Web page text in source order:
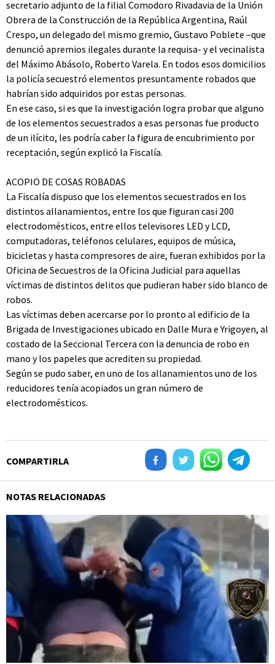
secretario adjunto de la filial Comodoro Rivadavia de la Unión
Obrera de la Construcción de la República Argentina, Raúl
Crespo, un delegado del mismo gremio, Gustavo Poblete –que
denunció apremios ilegales durante la requisa- y el vecinalista
del Máximo Abásolo, Roberto Varela. En todos esos domicilios
la policía secuestró elementos presuntamente robados que
habrían sido adquiridos por estas personas.
En ese caso, si es que la investigación logra probar que alguno
de los elementos secuestrados a esas personas fue producto
de un ilícito, les podría caber la figura de encubrimiento por
receptación, según explicó la Fiscalía.
ACOPIO DE COSAS ROBADAS
La Fiscalía dispuso que los elementos secuestrados en los
distintos allanamientos, entre los que figuran casi 200
electrodomésticos, entre ellos televisores LED y LCD,
computadoras, teléfonos celulares, equipos de música,
bicicletas y hasta compresores de aire, fueran exhibidos por la
Oficina de Secuestros de la Oficina Judicial para aquellas
víctimas de distintos delitos que pudieran haber sido blanco de
robos.
Las víctimas deben acercarse por lo pronto al edificio de la
Brigada de Investigaciones ubicado en Dalle Mura e Yrigoyen, al
costado de la Seccional Tercera con la denuncia de robo en
mano y los papeles que acrediten su propiedad.
Según se pudo saber, en uno de los allanamientos uno de los
reducidores tenía acopiados un gran número de
electrodomésticos.
COMPARTIRLA
NOTAS RELACIONADAS